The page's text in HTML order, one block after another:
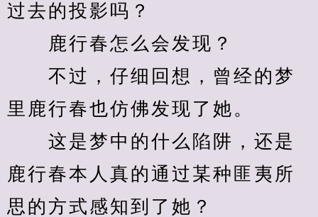
过去的投影吗？
鹿行春怎么会发现？
不过，仔细回想，曾经的梦
里鹿行春也仿佛发现了她。
这是梦中的什么陷阱，还是
鹿行春本人真的通过某种匪夷所
思的方式感知到了她？